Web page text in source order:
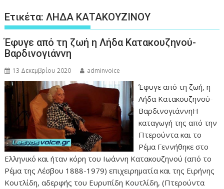
Ετικέτα:ΛΗΔΑ ΚΑΤΑΚΟΥΖΙΝΟΥ
Έφυγε από τη ζωή η Λήδα Κατακουζηνού-
Βαρδινογιάννη
13 Δεκεμβρίου 2020 adminvoice
Έφυγε από τη ζωή, η
Λήδα Κατακουζηνού-
ΒαρδινογιάννηΗ
καταγωγή της από την
Πτερούντα και το
Ρέμα Γεννήθηκε στο
Ελληνικό και ήταν κόρη του Ιωάννη Κατακουζηνού (από το
Ρέμα της Λέσβου 1888-1979) επιχειρηματία και της Ειρήνης
Κουτλίδη, αδερφής του Ευρυπίδη Κουτλίδη, (Πτερούντα